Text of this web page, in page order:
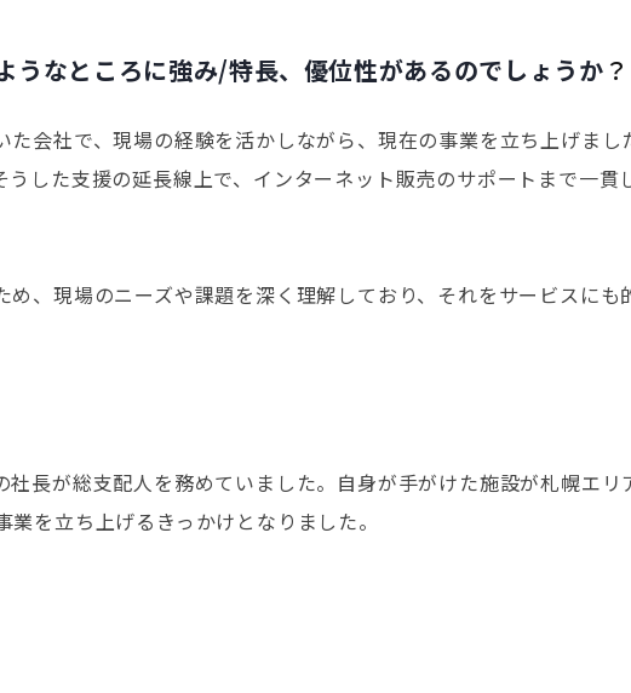
うなところに強み/特長、優位性があるのでしょうか ？
会社で、現場の経験を活かしながら、現在の事業を立ち上げま
した支援の延長線上で、インターネット販売のサポートまで一
、現場のニーズや課題を深く理解しており、それをサービスに
長が総支配人を務めていました。自身が手がけた施設が札幌エ
を立ち上げるきっかけとなりました。